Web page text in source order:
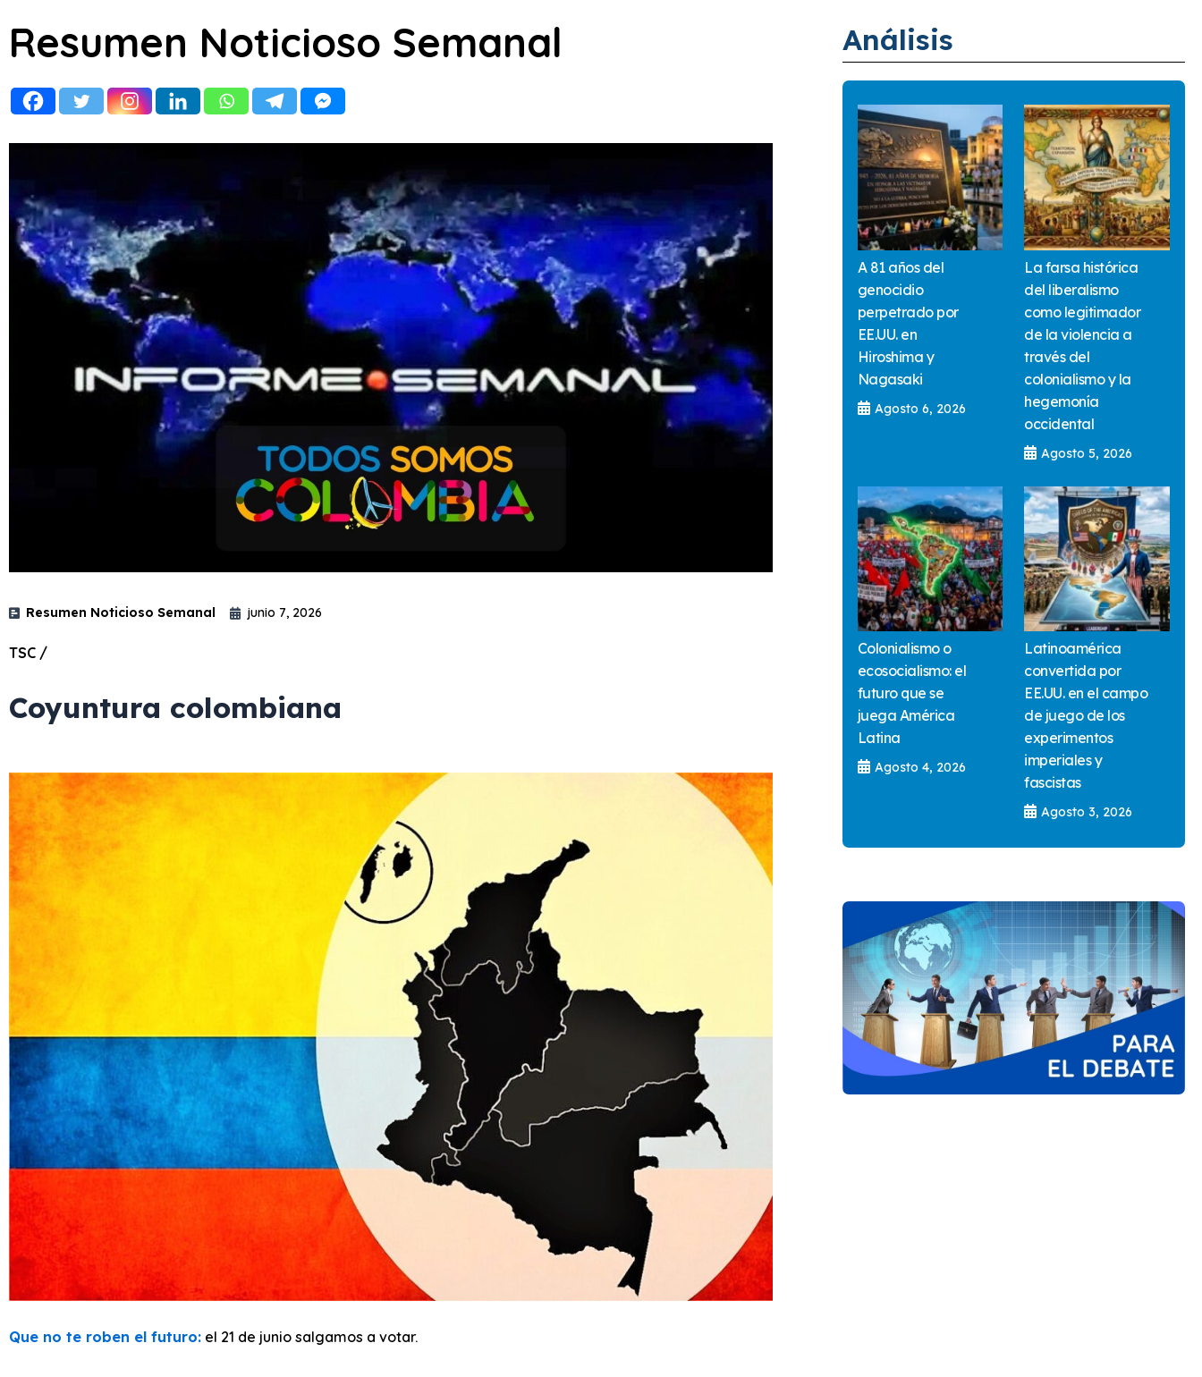
Resumen Noticioso Semanal
Resumen Noticioso Semanal junio 7, 2026
TSC /
Coyuntura colombiana
Que no te roben el futuro: el 21 de junio salgamos a votar.
Análisis
A 81 años del
genocidio
perpetrado por
EE.UU. en
Hiroshima y
Nagasaki
Agosto 6, 2026
La farsa histórica
del liberalismo
como legitimador
de la violencia a
través del
colonialismo y la
hegemonía
occidental
Agosto 5, 2026
Colonialismo o
ecosocialismo: el
futuro que se
juega América
Latina
Agosto 4, 2026
Latinoamérica
convertida por
EE.UU. en el campo
de juego de los
experimentos
imperiales y
fascistas
Agosto 3, 2026